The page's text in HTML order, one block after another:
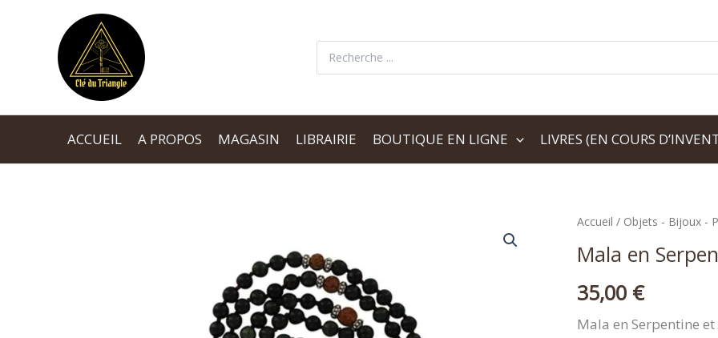
ACCUEIL A PROPOS MAGASIN LIBRAIRIE BOUTIQUE EN LIGNE LIVRES (EN COURS
Accueil / Objets - Bijoux -
Mala en
35,00 €
Mala en Serpentine